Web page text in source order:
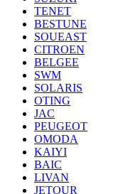
TENET
BESTUNE
SOUEAST
CITROEN
BELGEE
SWM
SOLARIS
OTING
JAC
PEUGEOT
OMODA
KAIYI
BAIC
LIVAN
JETOUR